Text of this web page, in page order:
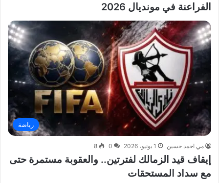
الفراعنة في مونديال 2026
رياضة
مي احمد حسين 1 يونيو، 2026 0
8
إيقاف قيد الزمالك لفترتين.. والعقوبة مستمرة حتى
مع سداد المستحقات